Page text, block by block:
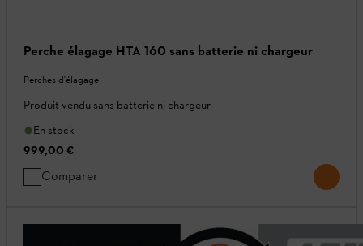
Perche élagage HTA 160 sans batterie ni chargeur
Perches d'élagage
Produit vendu sans batterie ni chargeur
En stock
999,00 €
Comparer